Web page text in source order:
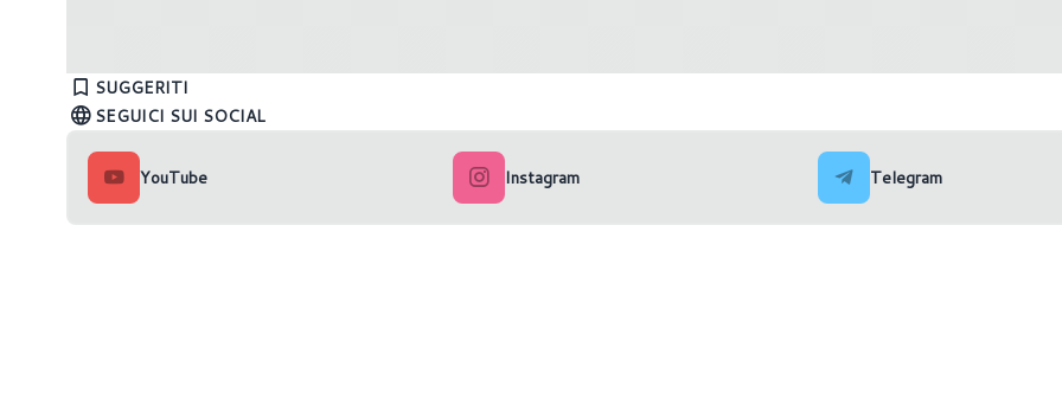
SUGGERITI
Innovation 2023
6P+8E dai suoi piani
AMD guarda oltre il
SEGUICI SUI SOCIAL
YouTube Instagram Telegram